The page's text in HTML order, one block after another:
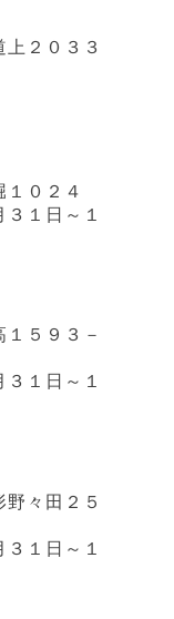
２０３３
０２４
１日～１
５９３－
１日～１
々田２５
１日～１